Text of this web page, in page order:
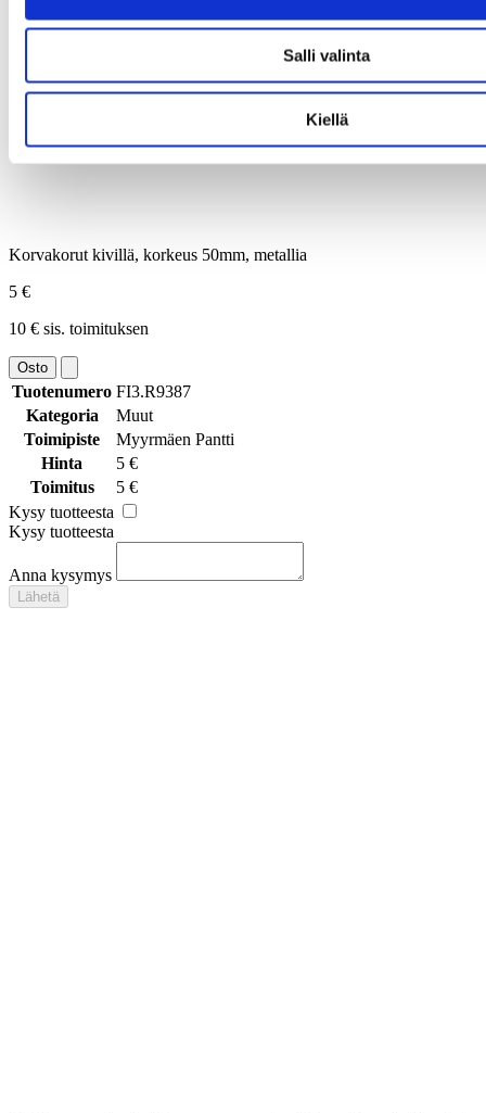
Salli valinta
Kiellä
Korvakorut kivillä, korkeus 50mm, metallia
5 €
10 € sis. toimituksen
Osto
Tuotenumero FI3.R9387
Kategoria
Muut
Toimipiste
Myyrmäen Pantti
Hinta
5 €
Toimitus
5 €
Kysy tuotteesta
Kysy tuotteesta
Anna kysymys
Lähetä